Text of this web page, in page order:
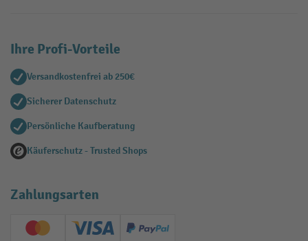
Ihre Profi-Vorteile
Versandkostenfrei ab 250€
Sicherer Datenschutz
Persönliche Kaufberatung
Käuferschutz - Trusted Shops
Zahlungsarten
Creditcard (Master)Creditcard (Visa)
PayPal